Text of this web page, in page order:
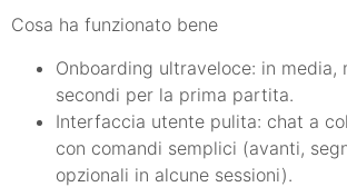
Cosa ha funzionato bene
Onboarding ultraveloce: in media,
secondi per la prima partita.
Interfaccia utente pulita: chat a
con comandi semplici (avanti,
opzionali in alcune sessioni).